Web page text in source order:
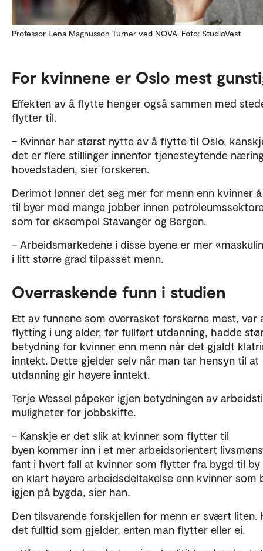
Professor Lena Magnusson Turner ved NOVA. Foto: StudioVest
For kvinnene er Oslo mest
Effekten av å flytte henger også sammen med
flytter til.
– Kvinner har størst nytte av å flytte til Oslo,
det er flere stillinger innenfor tjenesteytende
hovedstaden, sier forskeren.
Derimot lønner det seg mer for menn enn kvinner
til byer med mange jobber innen
som for eksempel Stavanger og Bergen.
– Arbeidsmarkedene i disse byene er mer
i litt større grad tilpasset menn.
Overraskende funn i studien
Ett av funnene som overrasket forskerne mest, var
flytting i ung alder, før fullført utdanning, hadde
betydning for kvinner enn menn når det gjaldt
inntekt. Dette gjelder selv når man tar hensyn til at
utdanning gir høyere inntekt.
Terje Wessel påpeker igjen betydningen av
muligheter for jobbskifte.
– Kanskje er det slik at kvinner som flytter til
byen kommer inn i et mer arbeidsorientert
fant i hvert fall at kvinner som flytter fra bygd til by
en klart høyere arbeidsdeltakelse enn kvinner som
igjen på bygda, sier han.
Den tilsvarende forskjellen for menn er svært liten.
det fulltid som gjelder, enten man flytter eller ei.